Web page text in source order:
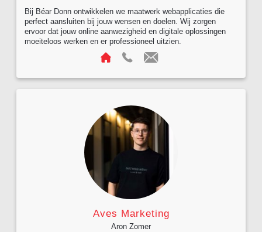
Bij Béar Donn ontwikkelen we maatwerk webapplicaties die
perfect aansluiten bij jouw wensen en doelen. Wij zorgen
ervoor dat jouw online aanwezigheid en digitale oplossingen
moeiteloos werken en er professioneel uitzien.
Aves Marketing
Aron Zomer